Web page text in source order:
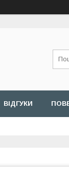
ВІДГУКИ